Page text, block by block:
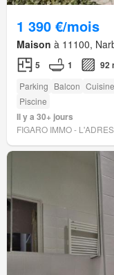
1 390 €/mois
Maison à 11100,
5 1 92
Parking Balcon
Piscine
Il y a 30+ jours
FIGARO IMMO -